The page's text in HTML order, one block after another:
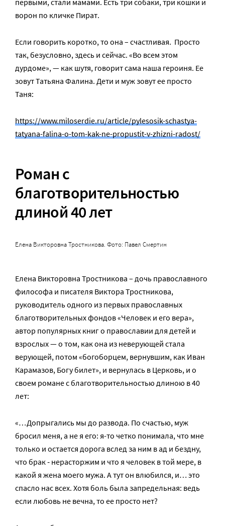
первыми, стали мамами. Есть три собаки, три кошки и
ворон по кличке Пират.
Если говорить коротко, то она – счастливая. Просто
так, безусловно, здесь и сейчас. «Во всем этом
дурдоме», — как шутя, говорит сама наша героиня. Ее
зовут Татьяна Фалина. Дети и муж зовут ее просто
Таня:
https://www.miloserdie.ru/article/pylesosik-schastya-
tatyana-falina-o-tom-kak-ne-propustit-v-zhizni-radost/
Роман с
благотворительностью
длиной 40 лет
Елена Викторовна Тростникова. Фото: Павел Смертин
Елена Викторовна Тростникова – дочь православного
философа и писателя Виктора Тростникова,
руководитель одного из первых православных
благотворительных фондов «Человек и его вера»,
автор популярных книг о православии для детей и
взрослых — о том, как она из неверующей стала
верующей, потом «богоборцем, вернувшим, как Иван
Карамазов, Богу билет», и вернулась в Церковь, и о
своем романе с благотворительностью длиною в 40
лет:
«…Допрыгались мы до развода. По счастью, муж
бросил меня, а не я его: я-то четко понимала, что мне
только и остается дорога вслед за ним в ад и бездну,
что брак ‑ нерасторжим и что я человек в той мере, в
какой я жена моего мужа. А тут он влюбился, и… это
спасло нас всех. Хотя боль была запредельная: ведь
если любовь не вечна, то ее просто нет?